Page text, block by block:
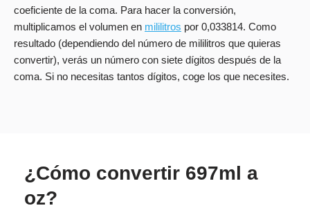
coeficiente de la coma. Para hacer la conversión,
multiplicamos el volumen en mililitros por 0,033814. Como
resultado (dependiendo del número de mililitros que quieras
convertir), verás un número con siete dígitos después de la
coma. Si no necesitas tantos dígitos, coge los que necesites.
¿Cómo convertir 697ml a
oz?